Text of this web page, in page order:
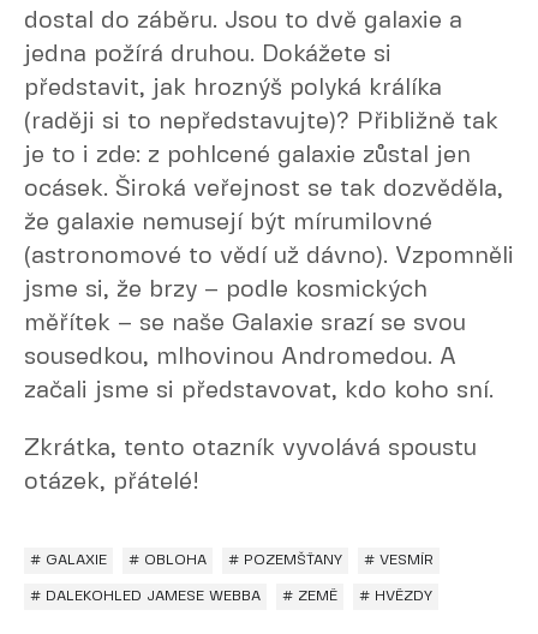
dostal do záběru. Jsou to dvě galaxie a
jedna požírá druhou. Dokážete si
představit, jak hroznýš polyká králíka
(raději si to nepředstavujte)? Přibližně tak
je to i zde: z pohlcené galaxie zůstal jen
ocásek. Široká veřejnost se tak dozvěděla,
že galaxie nemusejí být mírumilovné
(astronomové to vědí už dávno). Vzpomněli
jsme si, že brzy – podle kosmických
měřítek – se naše Galaxie srazí se svou
sousedkou, mlhovinou Andromedou. A
začali jsme si představovat, kdo koho sní.
Zkrátka, tento otazník vyvolává spoustu
otázek, přátelé!
# GALAXIE # OBLOHA # POZEMŠŤANY # VESMÍR
# DALEKOHLED JAMESE WEBBA # ZEMĚ # HVĚZDY